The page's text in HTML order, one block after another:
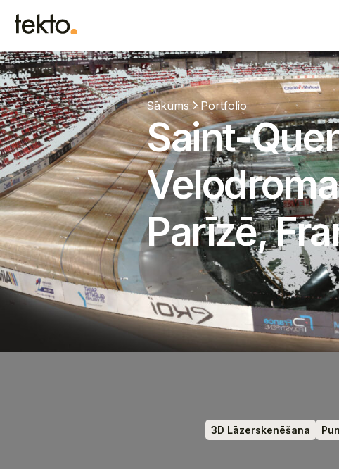
Sākums Portfolio
Saint-
Parīzē,
3D Lāzerskenēšana